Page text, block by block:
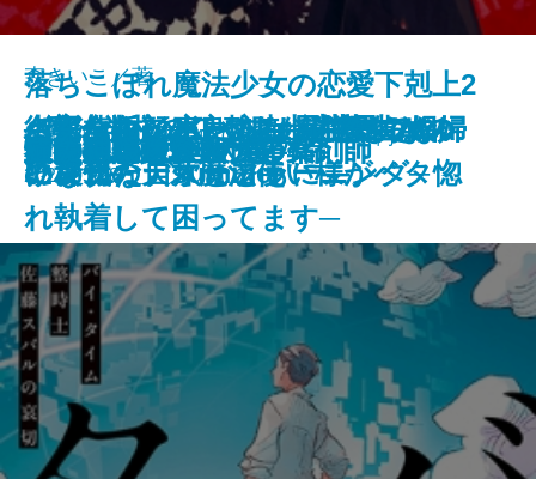
さよならの言い方なんて知らな
い。11
龍ノ国幻想9 天恵の命
神と王1 亡国の書
人魚屋敷の殺人
その他の危険
〈完全版〉JKハルは異世界で娼婦
になった summer
人喰いパンダ殺人事件
聖女が、壺
龍の隠し子 幽世の薬剤師
血道
森きいこ／著
新潮文庫nex 978-4-10-180331-9 737円
2026/05/28
バイ・タイム─整時士佐藤スバル
の哀切─
落ちこぼれ魔法少女の恋愛下剋上2
─魔法学校のワケあり劣等生なの
に稀代の天才魔法使い様がベタ惚
れ執着して困ってます─
街角ハルシネーション─探偵AIの
リアル・ディープラーニング─
〈完全版〉JKハルは異世界で娼婦
になった
聖女の、遺産
重力アルケミック
最後の魔法
文豪の花嫁
名探偵の顔が良い2―謎解きはジ
ャンクな自炊とともに―
猫の神隠し 幽世の薬剤師